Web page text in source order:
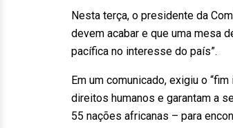
Nesta terça, o presidente da
devem acabar e que uma mesa
pacífica no interesse do país”.
Em um comunicado, exigiu o
direitos humanos e garantam a
55 nações africanas – para